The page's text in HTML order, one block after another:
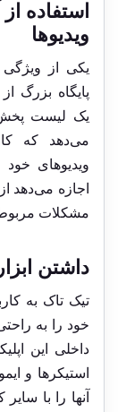
استفاده
ویدیوها
یکی از
پایگاه بزرگ
یک لیست پخش
می‌دهد که
ویدیوهای خود
اجازه می‌دهد
مشکلات
داشتن
تیک تاک به
خود را به
داخلی این
استیکرها و
آنها را با